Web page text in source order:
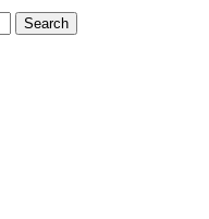
Search